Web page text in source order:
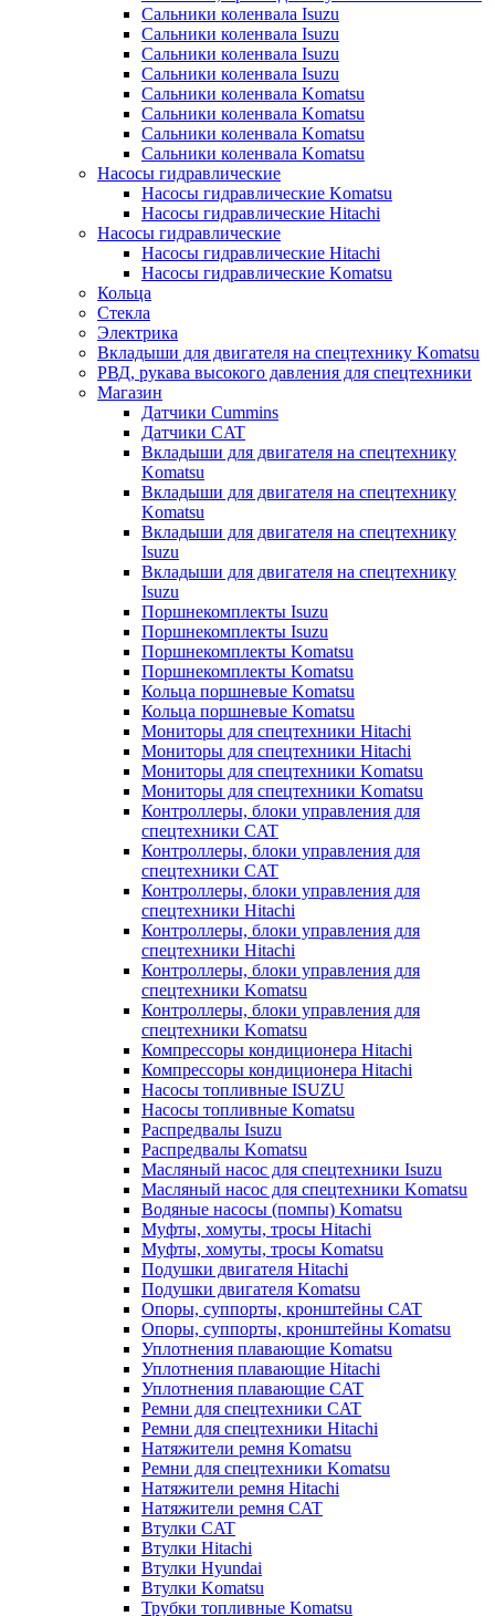
Сальники коленвала Isuzu
Сальники коленвала Isuzu
Сальники коленвала Isuzu
Сальники коленвала Isuzu
Сальники коленвала Komatsu
Сальники коленвала Komatsu
Сальники коленвала Komatsu
Сальники коленвала Komatsu
Насосы гидравлические
Насосы гидравлические Komatsu
Насосы гидравлические Hitachi
Насосы гидравлические
Насосы гидравлические Hitachi
Насосы гидравлические Komatsu
Кольца
Стекла
Электрика
Вкладыши для двигателя на спецтехнику Komatsu
РВД, рукава высокого давления для спецтехники
Магазин
Датчики Cummins
Датчики CAT
Вкладыши для двигателя на спецтехнику
Komatsu
Вкладыши для двигателя на спецтехнику
Komatsu
Вкладыши для двигателя на спецтехнику
Isuzu
Вкладыши для двигателя на спецтехнику
Isuzu
Поршнекомплекты Isuzu
Поршнекомплекты Isuzu
Поршнекомплекты Komatsu
Поршнекомплекты Komatsu
Кольца поршневые Komatsu
Кольца поршневые Komatsu
Мониторы для спецтехники Hitachi
Мониторы для спецтехники Hitachi
Мониторы для спецтехники Komatsu
Мониторы для спецтехники Komatsu
Контроллеры, блоки управления для
спецтехники CAT
Контроллеры, блоки управления для
спецтехники CAT
Контроллеры, блоки управления для
спецтехники Hitachi
Контроллеры, блоки управления для
спецтехники Hitachi
Контроллеры, блоки управления для
спецтехники Komatsu
Контроллеры, блоки управления для
спецтехники Komatsu
Компрессоры кондиционера Hitachi
Компрессоры кондиционера Hitachi
Насосы топливные ISUZU
Насосы топливные Komatsu
Распредвалы Isuzu
Распредвалы Komatsu
Масляный насос для спецтехники Isuzu
Масляный насос для спецтехники Komatsu
Водяные насосы (помпы) Komatsu
Муфты, хомуты, тросы Hitachi
Муфты, хомуты, тросы Komatsu
Подушки двигателя Hitachi
Подушки двигателя Komatsu
Опоры, суппорты, кронштейны CAT
Опоры, суппорты, кронштейны Komatsu
Уплотнения плавающие Komatsu
Уплотнения плавающие Hitachi
Уплотнения плавающие CAT
Ремни для спецтехники CAT
Ремни для спецтехники Hitachi
Натяжители ремня Komatsu
Ремни для спецтехники Komatsu
Натяжители ремня Hitachi
Натяжители ремня CAT
Втулки CAT
Втулки Hitachi
Втулки Hyundai
Втулки Komatsu
Трубки топливные Komatsu